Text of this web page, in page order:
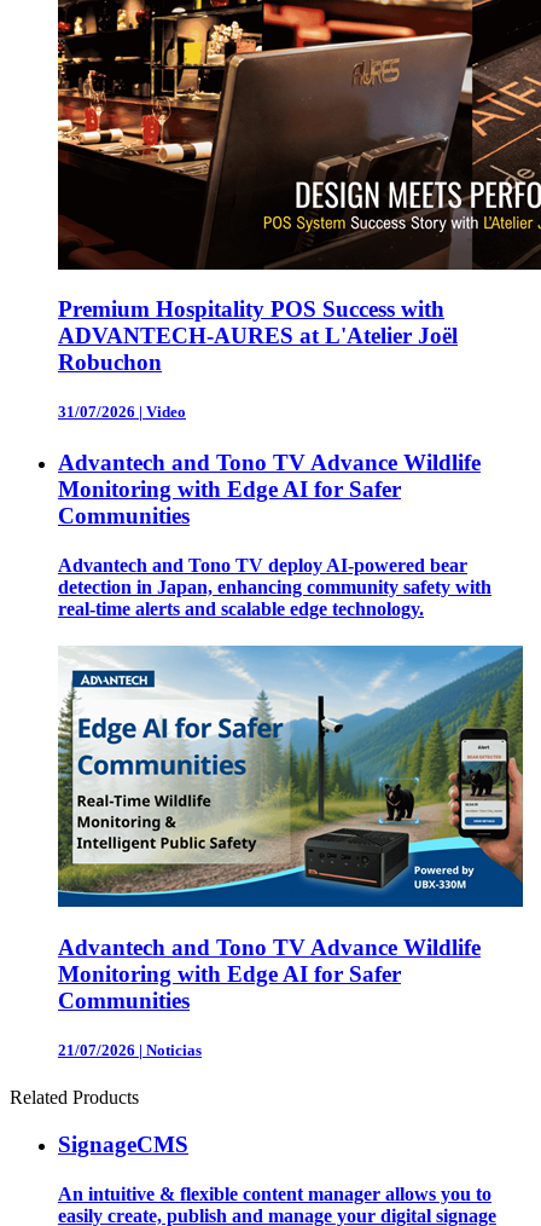
Premium Hospitality POS Success with
ADVANTECH-AURES at L'Atelier Joël
Robuchon
31/07/2026 | Video
Advantech and Tono TV Advance Wildlife
Monitoring with Edge AI for Safer
Communities
Advantech and Tono TV deploy AI-powered bear
detection in Japan, enhancing community safety with
real-time alerts and scalable edge technology.
Advantech and Tono TV Advance Wildlife
Monitoring with Edge AI for Safer
Communities
21/07/2026 | Noticias
Related Products
SignageCMS
An intuitive & flexible content manager allows you to
easily create, publish and manage your digital signage